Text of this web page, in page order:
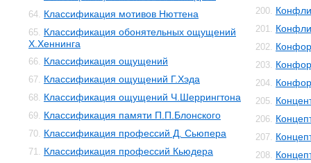
64. Классификация мотивов Нюттена
65. Классификация обонятельных ощущений
Х.Хеннинга
66. Классификация ощущений
67. Классификация ощущений Г.Хэда
68. Классификация ощущений Ч.Шеррингтона
69. Классификация памяти П.П.Блонского
70. Классификация профессий Д. Сьюпера
71. Классификация профессий Кьюдера
200.
201.
202.
203.
204.
205.
206.
207.
208.